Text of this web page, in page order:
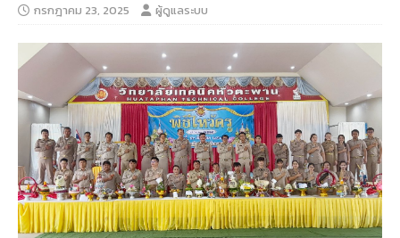
กรกฎาคม 23, 2025 ผู้ดูแลระบบ